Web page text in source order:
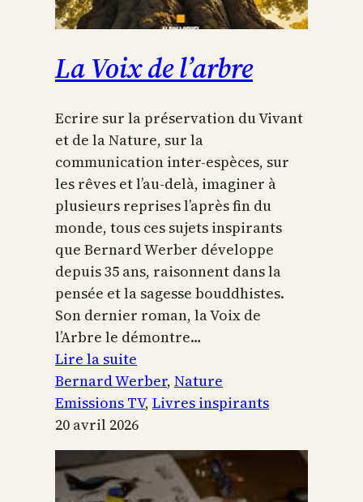
La Voix de l’arbre
Ecrire sur la préservation du Vivant
et de la Nature, sur la
communication inter-espèces, sur
les rêves et l’au-delà, imaginer à
plusieurs reprises l’après fin du
monde, tous ces sujets inspirants
que Bernard Werber développe
depuis 35 ans, raisonnent dans la
pensée et la sagesse bouddhistes.
Son dernier roman, la Voix de
l’Arbre le démontre…
Lire la suite
La
Voix
de
l’arbre
Bernard Werber, Nature
Emissions TV, Livres inspirants
20 avril 2026